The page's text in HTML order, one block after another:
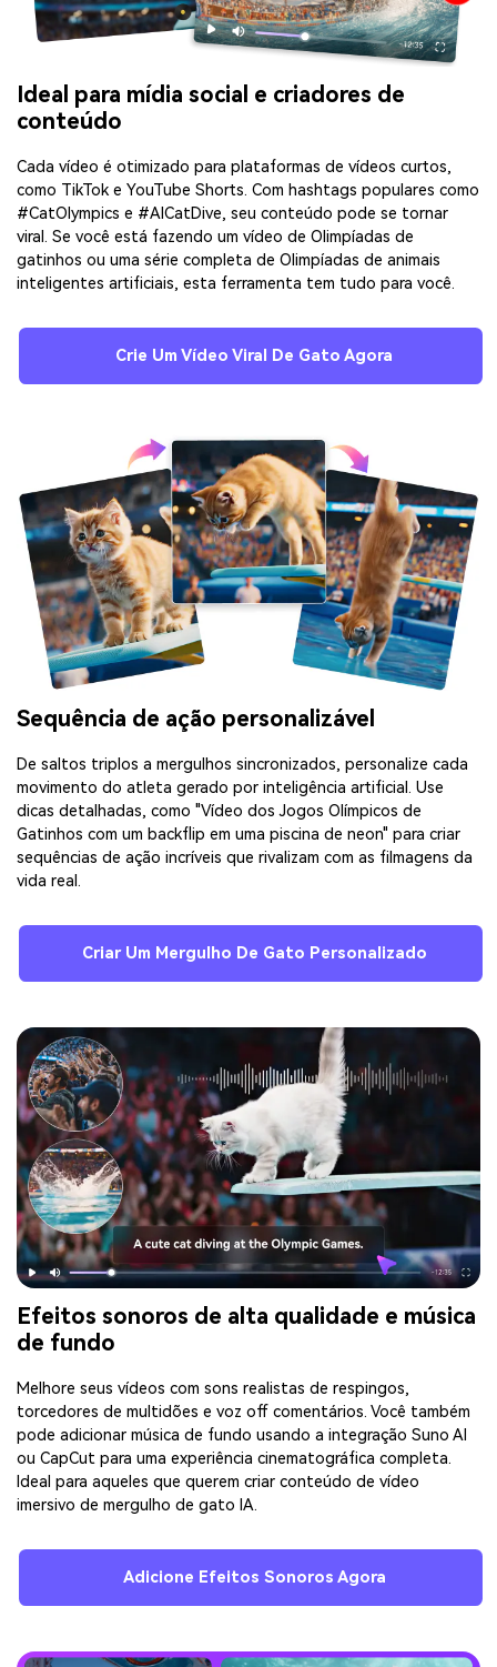
Ideal para mídia social e criadores de
conteúdo
Cada vídeo é otimizado para plataformas de vídeos curtos,
como TikTok e YouTube Shorts. Com hashtags populares como
#CatOlympics e #AICatDive, seu conteúdo pode se tornar
viral. Se você está fazendo um vídeo de Olimpíadas de
gatinhos ou uma série completa de Olimpíadas de animais
inteligentes artificiais, esta ferramenta tem tudo para você.
Crie Um Vídeo Viral De Gato Agora
Sequência de ação personalizável
De saltos triplos a mergulhos sincronizados, personalize cada
movimento do atleta gerado por inteligência artificial. Use
dicas detalhadas, como "Vídeo dos Jogos Olímpicos de
Gatinhos com um backflip em uma piscina de neon" para criar
sequências de ação incríveis que rivalizam com as filmagens da
vida real.
Criar Um Mergulho De Gato Personalizado
Efeitos sonoros de alta qualidade e música
de fundo
Melhore seus vídeos com sons realistas de respingos,
torcedores de multidões e voz off comentários. Você também
pode adicionar música de fundo usando a integração Suno AI
ou CapCut para uma experiência cinematográfica completa.
Ideal para aqueles que querem criar conteúdo de vídeo
imersivo de mergulho de gato IA.
Adicione Efeitos Sonoros Agora